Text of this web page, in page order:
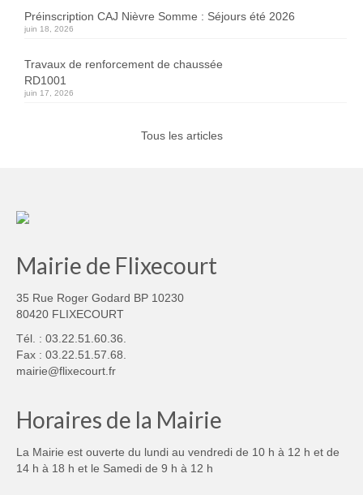
Préinscription CAJ Nièvre Somme : Séjours été 2026
juin 18, 2026
Travaux de renforcement de chaussée
RD1001
juin 17, 2026
Tous les articles
Mairie de Flixecourt
35 Rue Roger Godard BP 10230
80420 FLIXECOURT
Tél. : 03.22.51.60.36.
Fax : 03.22.51.57.68.
mairie@flixecourt.fr
Horaires de la Mairie
La Mairie est ouverte du lundi au vendredi de 10 h à 12 h et de
14 h à 18 h et le Samedi de 9 h à 12 h